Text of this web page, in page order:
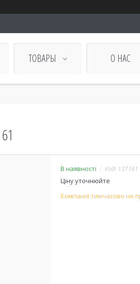
ТОВАРЫ О НАС
В наявності Код: 137161
Ціну уточнюйте
Компанія тимчасово не